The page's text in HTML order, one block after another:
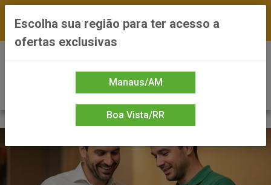
*Preços exclusivos do site — Entrega em até 24h
Escolha sua região para ter acesso a
ofertas exclusivas
Manaus/AM
Boa Vista/RR